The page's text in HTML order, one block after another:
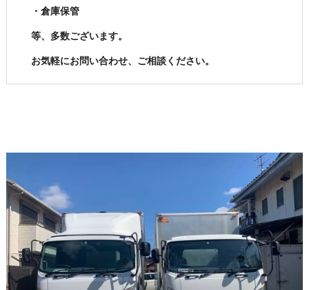
・倉庫保管
等、多数ございます。
お気軽にお問い合わせ、ご相談ください。